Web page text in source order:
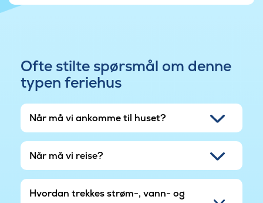
ferien utendørs. Det finnes også en lader til elbil,
og vakker natur ved Mols Bjerge. Her er dere
nær strand, skog og opplevelser – et attraktivt
ferieområde og et ideelt utgangspunkt for en
Ofte stilte spørsmål om denne
typen feriehus
Når må vi ankomme til huset?
Når må vi reise?
Hvordan trekkes strøm-, vann- og